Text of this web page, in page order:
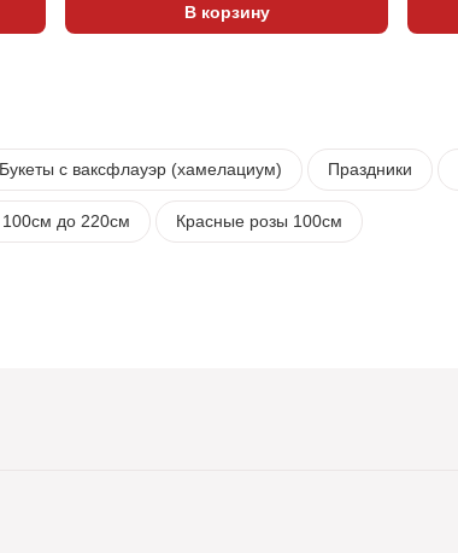
В корзину
Букеты с ваксфлауэр (хамелациум) Праздники
до 220см Красные розы 100см